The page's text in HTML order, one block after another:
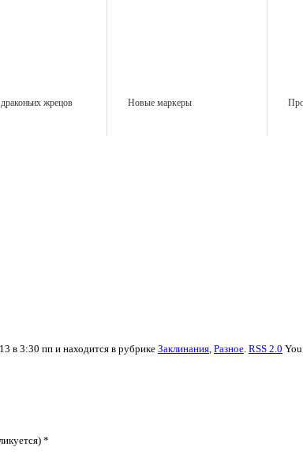
жрецов Новые маркеры
в 3:30 пп и находится в рубрике Заклинания, Разное. RSS 2.0
*